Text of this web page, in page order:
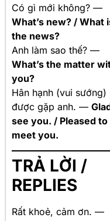
Có gì mới không? —
What’s new? / What
the news?
Anh làm sao thế? —
What’s the matter
you?
Hân hạnh (vui sướng)
được gặp anh. —
see you. / Pleased to
meet you.
TRẢ LỜI /
REPLIES
Rất khoẻ, cảm ơn. —